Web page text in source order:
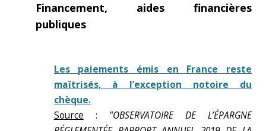
Financement, aides financières
publiques
Les paiements émis en France reste
maîtrisés, à l’exception notoire du
chèque.
Source : "OBSERVATOIRE DE L’ÉPARGNE